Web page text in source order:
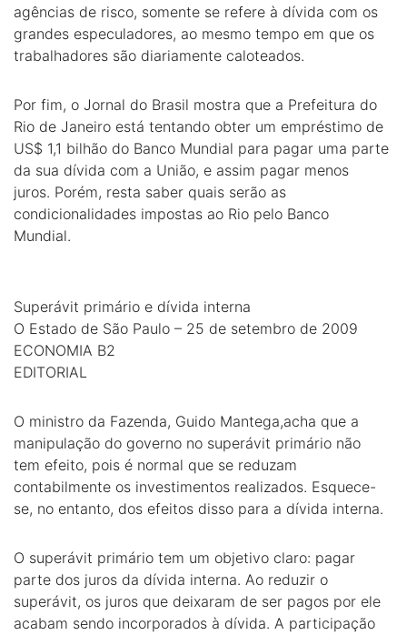
agências de risco, somente se refere à dívida com os
grandes especuladores, ao mesmo tempo em que os
trabalhadores são diariamente caloteados.
Por fim, o Jornal do Brasil mostra que a Prefeitura do
Rio de Janeiro está tentando obter um empréstimo de
US$ 1,1 bilhão do Banco Mundial para pagar uma parte
da sua dívida com a União, e assim pagar menos
juros. Porém, resta saber quais serão as
condicionalidades impostas ao Rio pelo Banco
Mundial.
Superávit primário e dívida interna
O Estado de São Paulo – 25 de setembro de 2009
ECONOMIA B2
EDITORIAL
O ministro da Fazenda, Guido Mantega,acha que a
manipulação do governo no superávit primário não
tem efeito, pois é normal que se reduzam
contabilmente os investimentos realizados. Esquece-
se, no entanto, dos efeitos disso para a dívida interna.
O superávit primário tem um objetivo claro: pagar
parte dos juros da dívida interna. Ao reduzir o
superávit, os juros que deixaram de ser pagos por ele
acabam sendo incorporados à dívida. A participação